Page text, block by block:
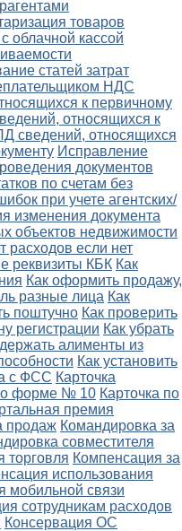
товаров
облачной кассой
статей затрат
НДС
к первичному
относящихся к
сведений, относящихся
Исправление
документов
по счетам без
при учете агентских/
изменения документа
объектов недвижимости
расходов если нет
реквизиты КБК Как
Как оформить продажу,
разные лица Как
поштучно Как проверить
регистрации Как убрать
алименты из
Как установить
с ФСС Карточка
форме № 10 Карточка по
премия
продаж Командировка за
совместителя
торговля Компенсация за
использования
мобильной связи
сотрудникам расходов
Консервация ОС